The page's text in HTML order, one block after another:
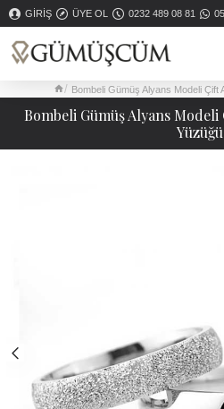
GIRIŞ ÜYE OL 0232 489 08 81
Bombeli Gümüş Alyans Modeli
Bombeli Gümüş Alyans
Yüzüğü